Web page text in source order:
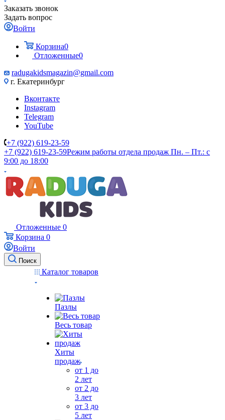
Заказать звонок
Задать вопрос
Войти
Корзина0
Отложенные0
radugakidsmagazin@gmail.com
г. Екатеринбург
Вконтакте
Instagram
Telegram
YouTube
+7 (922) 619-23-59
+7 (922) 619-23-59Режим работы отдела продаж Пн. – Пт.: с
9:00 до 18:00
Отложенные 0
Корзина 0
Войти
Поиск
Каталог товаров
Пазлы
Весь товар
Хиты
продаж
от 1 до
2 лет
от 2 до
3 лет
от 3 до
5 лет